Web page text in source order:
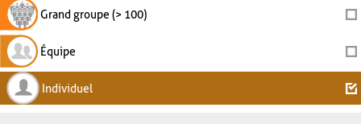
Grand groupe (> 100)
Équipe
Individuel